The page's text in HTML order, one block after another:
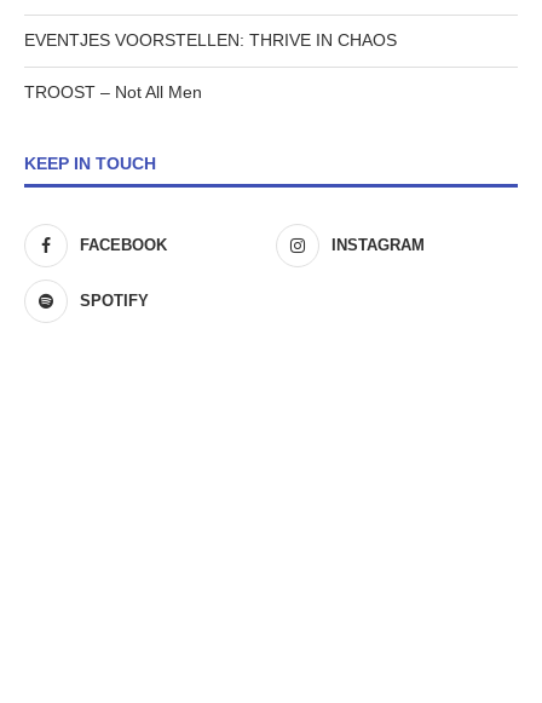
EVENTJES VOORSTELLEN: THRIVE IN CHAOS
TROOST – Not All Men
KEEP IN TOUCH
FACEBOOK INSTAGRAM
SPOTIFY